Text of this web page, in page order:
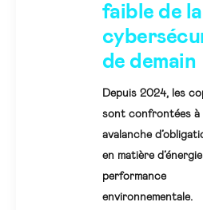
faible de la
de demain
Depuis 2024, les
sont confrontées à
avalanche
en matière
performance
environnementale.